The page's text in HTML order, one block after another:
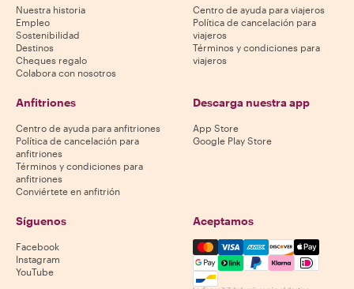
Nuestra historia
Empleo
Sostenibilidad
Destinos
Cheques regalo
Colabora con nosotros
Centro de ayuda para viajeros
Política de cancelación para
viajeros
Términos y condiciones para
viajeros
Anfitriones
Centro de ayuda para anfitriones
Política de cancelación para
anfitriones
Términos y condiciones para
anfitriones
Conviértete en anfitrión
Descarga nuestra app
App Store
Google Play Store
Síguenos
Facebook
Instagram
YouTube
Aceptamos
Mastercard, Visa, Amex,